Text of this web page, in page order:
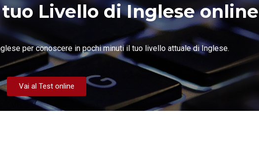
Livello di Inglese online
per conoscere in pochi minuti il tuo livello attuale di Inglese.
Vai al Test online